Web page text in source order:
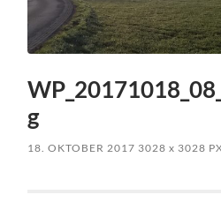
g
18. OKTOBER 2017 3028x 3028